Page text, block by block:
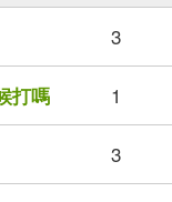
3
打嗎 1
3